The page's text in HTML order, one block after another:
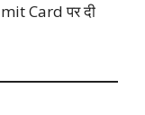
Card पर दी